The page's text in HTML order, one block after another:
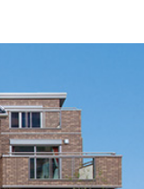
カウント登録